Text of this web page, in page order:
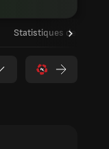
Statistiques des joueurs